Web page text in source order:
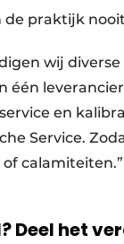
de praktijk
wij
één
en
Service.
of
Deel het